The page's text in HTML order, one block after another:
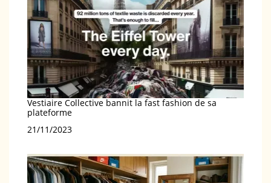
Vestiaire Collective bannit la fast fashion de sa
plateforme
Date
21/11/2023